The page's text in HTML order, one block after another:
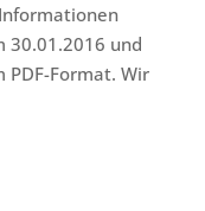
30.01.2016 und
Format. Wir